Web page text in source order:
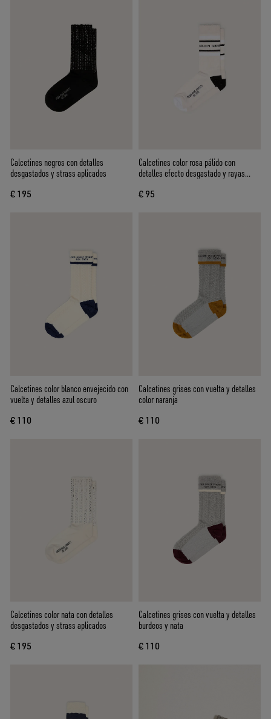
Calcetines negros con detalles
desgastados y strass aplicados
€ 195
Calcetines color rosa pálido con
detalles efecto desgastado y rayas
€ 95
Calcetines color blanco envejecido con
vuelta y detalles azul oscuro
€ 110
Calcetines grises con vuelta y detalles
color naranja
€ 110
Calcetines color nata con detalles
desgastados y strass aplicados
€ 195
Calcetines grises con vuelta y detalles
burdeos y nata
€ 110